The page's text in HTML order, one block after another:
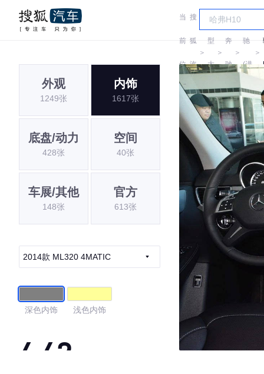
当
前
位
置:
搜
狐
汽
车
＞
车
型
大
全
＞
奔
驰
＞
驰
(进
口)
＞
外观
1249张
内饰
1617张
底盘/动力
428张
空间
40张
车展/其他
148张
官方
613张
2014款 ML320 4MATIC
深色内饰 浅色内饰
4.42